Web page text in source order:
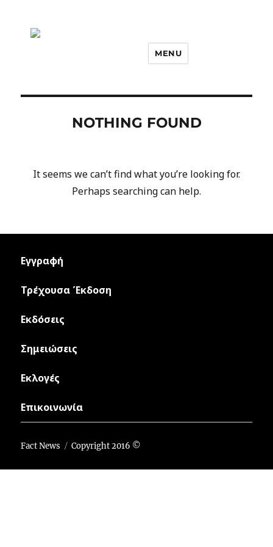
MENU
NOTHING FOUND
It seems we can’t find what you’re looking for.
Perhaps searching can help.
Εγγραφή
Τρέχουσα Έκδοση
Εκδόσεις
Σημειώσεις
Εκλογές
Επικοινωνία
Fact News Copyright 2016 ©